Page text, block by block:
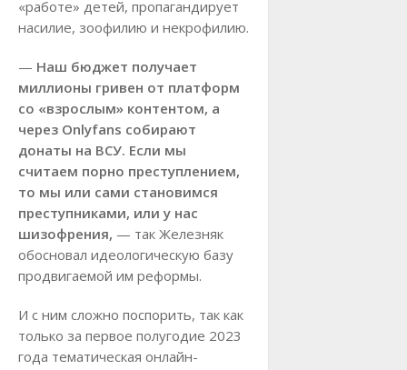
«работе» детей, пропагандирует
насилие, зоофилию и некрофилию.
— Наш бюджет получает
миллионы гривен от платформ
со «взрослым» контентом, а
через Onlyfans собирают
донаты на ВСУ. Если мы
считаем порно преступлением,
то мы или сами становимся
преступниками, или у нас
шизофрения, — так Железняк
обосновал идеологическую базу
продвигаемой им реформы.
И с ним сложно поспорить, так как
только за первое полугодие 2023
года тематическая онлайн-